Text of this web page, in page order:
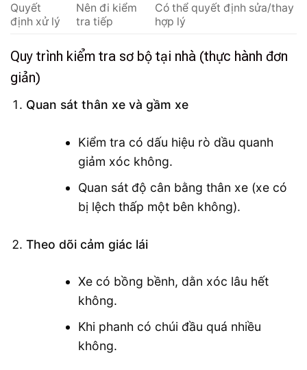
Quyết
định xử lý
Nên đi kiểm
tra tiếp
Có thể quyết định sửa/thay
hợp lý
Quy trình kiểm tra sơ bộ tại nhà (thực hành đơn
giản)
Quan sát thân xe và gầm xe
Kiểm tra có dấu hiệu rò dầu quanh
giảm xóc không.
Quan sát độ cân bằng thân xe (xe có
bị lệch thấp một bên không).
Theo dõi cảm giác lái
Xe có bồng bềnh, dằn xóc lâu hết
không.
Khi phanh có chúi đầu quá nhiều
không.